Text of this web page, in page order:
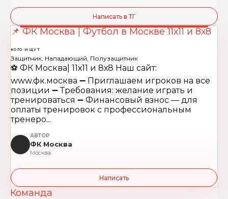
Написать в ТГ
📌 ФК Москва | Футбол в Москве 11х11 и 8х8
КОГО ИЩУТ
Защитник, Нападающий, Полузащитник
⚽️ ФК Москва| 11х11 и 8х8 Наш сайт:
www.фк.москва ➖ Приглашаем игроков на все
позиции ➖ Требования: желание играть и
тренироваться ➖ Финансовый взнос — для
оплаты тренировок с профессиональным
тренеро...
АВТОР
ФК Москва
Москва
Написать
Команда